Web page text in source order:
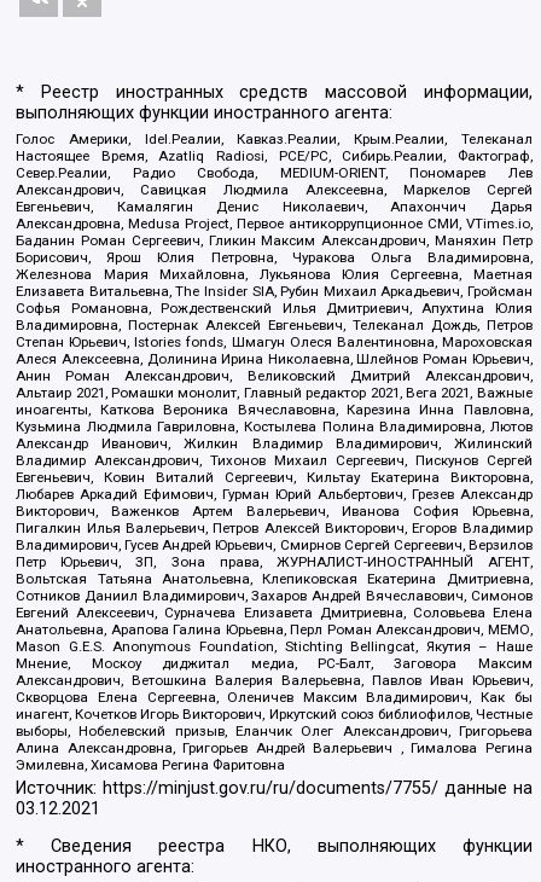
* Реестр иностранных средств массовой информации,
выполняющих функции иностранного агента:
Голос Америки, Idel.Реалии, Кавказ.Реалии, Крым.Реалии, Телеканал
Настоящее Время, Azatliq Radiosi, PCE/PC, Сибирь.Реалии, Фактограф,
Север.Реалии, Радио Свобода, MEDIUM-ORIENT, Пономарев Лев
Александрович, Савицкая Людмила Алексеевна, Маркелов Сергей
Евгеньевич, Камалягин Денис Николаевич, Апахончич Дарья
Александровна, Medusa Project, Первое антикоррупционное СМИ, VTimes.io,
Баданин Роман Сергеевич, Гликин Максим Александрович, Маняхин Петр
Борисович, Ярош Юлия Петровна, Чуракова Ольга Владимировна,
Железнова Мария Михайловна, Лукьянова Юлия Сергеевна, Маетная
Елизавета Витальевна, The Insider SIA, Рубин Михаил Аркадьевич, Гройсман
Софья Романовна, Рождественский Илья Дмитриевич, Апухтина Юлия
Владимировна, Постернак Алексей Евгеньевич, Телеканал Дождь, Петров
Степан Юрьевич, Istories fonds, Шмагун Олеся Валентиновна, Мароховская
Алеся Алексеевна, Долинина Ирина Николаевна, Шлейнов Роман Юрьевич,
Анин Роман Александрович, Великовский Дмитрий Александрович,
Альтаир 2021, Ромашки монолит, Главный редактор 2021, Вега 2021, Важные
иноагенты, Каткова Вероника Вячеславовна, Карезина Инна Павловна,
Кузьмина Людмила Гавриловна, Костылева Полина Владимировна, Лютов
Александр Иванович, Жилкин Владимир Владимирович, Жилинский
Владимир Александрович, Тихонов Михаил Сергеевич, Пискунов Сергей
Евгеньевич, Ковин Виталий Сергеевич, Кильтау Екатерина Викторовна,
Любарев Аркадий Ефимович, Гурман Юрий Альбертович, Грезев Александр
Викторович, Важенков Артем Валерьевич, Иванова София Юрьевна,
Пигалкин Илья Валерьевич, Петров Алексей Викторович, Егоров Владимир
Владимирович, Гусев Андрей Юрьевич, Смирнов Сергей Сергеевич, Верзилов
Петр Юрьевич, ЗП, Зона права, ЖУРНАЛИСТ-ИНОСТРАННЫЙ АГЕНТ,
Вольтская Татьяна Анатольевна, Клепиковская Екатерина Дмитриевна,
Сотников Даниил Владимирович, Захаров Андрей Вячеславович, Симонов
Евгений Алексеевич, Сурначева Елизавета Дмитриевна, Соловьева Елена
Анатольевна, Арапова Галина Юрьевна, Перл Роман Александрович, МЕМО,
Mason G.E.S. Anonymous Foundation, Stichting Bellingcat, Якутия – Наше
Мнение, Москоу диджитал медиа, РС-Балт, Заговора Максим
Александрович, Ветошкина Валерия Валерьевна, Павлов Иван Юрьевич,
Скворцова Елена Сергеевна, Оленичев Максим Владимирович, Как бы
инагент, Кочетков Игорь Викторович, Иркутский союз библиофилов, Честные
выборы, Нобелевский призыв, Еланчик Олег Александрович, Григорьева
Алина Александровна, Григорьев Андрей Валерьевич , Гималова Регина
Эмилевна, Хисамова Регина Фаритовна
Источник: https://minjust.gov.ru/ru/documents/7755/ данные на
03.12.2021
* Сведения реестра НКО, выполняющих функции
иностранного агента: